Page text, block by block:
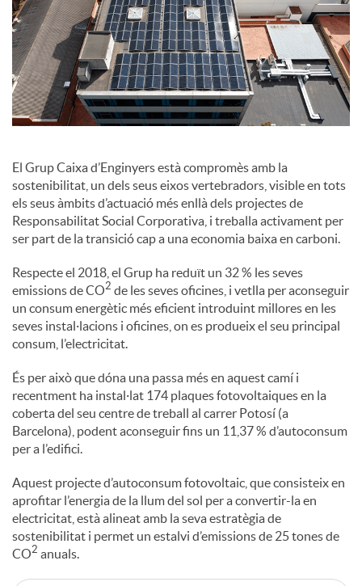
c
i
a
l
s
El Grup Caixa d’Enginyers està compromès amb la
sostenibilitat, un dels seus eixos vertebradors, visible en tots
els seus àmbits d’actuació més enllà dels projectes de
Responsabilitat Social Corporativa, i treballa activament per
ser part de la transició cap a una economia baixa en carboni.
Respecte el 2018, el Grup ha reduït un 32 % les seves
emissions de CO2 de les seves oficines, i vetlla per aconseguir
un consum energètic més eficient introduint millores en les
seves instal·lacions i oficines, on es produeix el seu principal
consum, l’electricitat.
És per això que dóna una passa més en aquest camí i
recentment ha instal·lat 174 plaques fotovoltaiques en la
coberta del seu centre de treball al carrer Potosí (a
Barcelona), podent aconseguir fins un 11,37 % d’autoconsum
per a l’edifici.
Aquest projecte d’autoconsum fotovoltaic, que consisteix en
aprofitar l’energia de la llum del sol per a convertir-la en
electricitat, està alineat amb la seva estratègia de
sostenibilitat i permet un estalvi d’emissions de 25 tones de
CO2 anuals.